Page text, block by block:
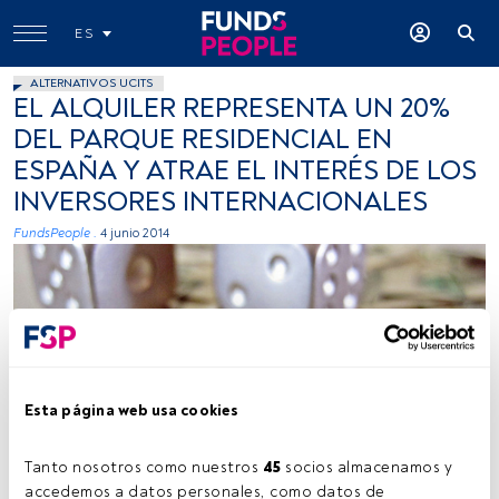
Esta página web usa cookies
Tanto nosotros como nuestros 45 socios almacenamos y
accedemos a datos personales, como datos de
ES
ALTERNATIVOS UCITS
EL ALQUILER REPRESENTA UN 20%
DEL PARQUE RESIDENCIAL EN
ESPAÑA Y ATRAE EL INTERÉS DE LOS
INVERSORES INTERNACIONALES
FundsPeople . 4 junio 2014